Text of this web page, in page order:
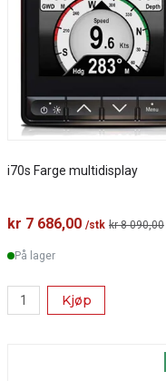
i70s Farge multidisplay
kr 7 686,00 /stk kr 8 090,00
På lager
Kjøp